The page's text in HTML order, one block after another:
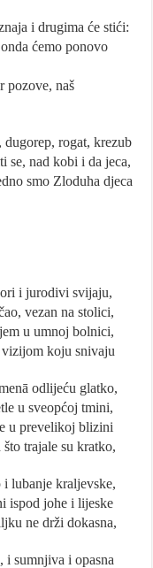
i drugima će stići:
ćemo ponovo
pozove, naš
dugorep, rogat, krezub
se, nad kobi i da jeca,
smo Zloduha djeca
i jurodivi svijaju,
vezan na stolici,
u umnoj bolnici,
vizijom koju snivaju
odlijeću glatko,
u sveopćoj tmini,
u prevelikoj blizini
trajale su kratko,
lubanje kraljevske,
ispod johe i lijeske
ne drži dokasna,
i sumnjiva i opasna